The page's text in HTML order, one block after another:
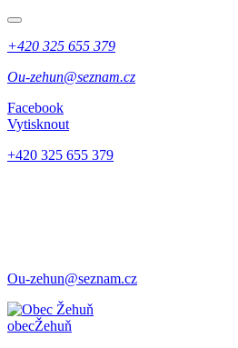
+420 325 655 379
Ou-zehun@seznam.cz
Facebook
Vytisknout
+420 325 655 379
Ou-zehun@seznam.cz
obecŽehuň